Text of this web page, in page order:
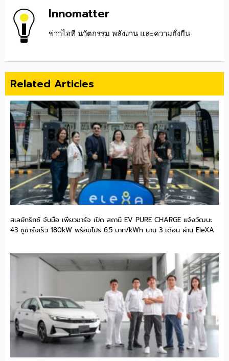
Innomatter
ข่าวไอที นวัตกรรม พลังงาน และความยั่งยืน
Related Articles
สเลย์ทริกซ์ จับมือ เพียวชาร์จ เปิด สถานี EV PURE CHARGE แจ้งวัฒนะ
43 ชูชาร์จเร็ว 180kW พร้อมโปร 6.5 บาท/kWh นาน 3 เดือน ผ่าน EleXA